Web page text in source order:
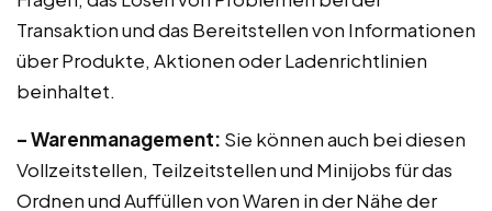
Transaktion und das Bereitstellen von Informationen
über Produkte, Aktionen oder Ladenrichtlinien
beinhaltet.
– Warenmanagement: Sie können auch bei diesen
Vollzeitstellen, Teilzeitstellen und Minijobs für das
Ordnen und Auffüllen von Waren in der Nähe der